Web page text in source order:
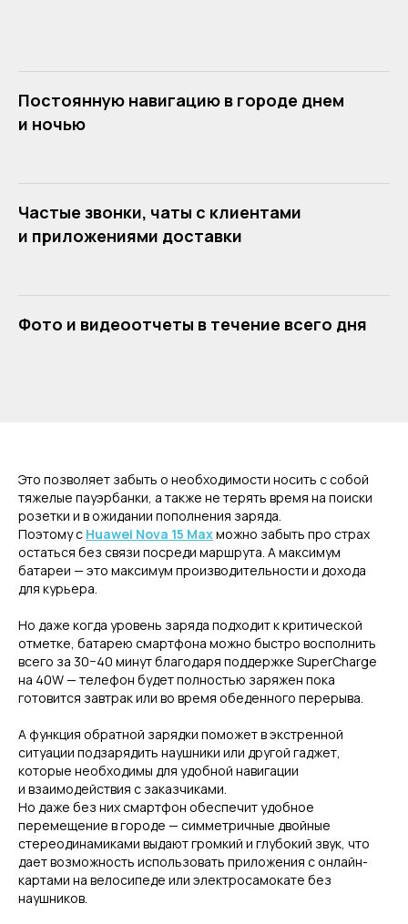
Постоянную навигацию в городе днем
и ночью
Частые звонки, чаты с клиентами
и приложениями доставки
Фото и видеоотчеты в течение всего дня
Это позволяет забыть о необходимости носить с собой
тяжелые пауэрбанки, а также не терять время на поиски
розетки и в ожидании пополнения заряда.
Поэтому с Huawei Nova 15 Maxможно забыть про страх
остаться без связи посреди маршрута. А максимум
батареи — это максимум производительности и дохода
для курьера.
Но даже когда уровень заряда подходит к критической
отметке, батарею смартфона можно быстро восполнить
всего за 30−40 минут благодаря поддержке SuperCharge
на 40W — телефон будет полностью заряжен пока
готовится завтрак или во время обеденного перерыва.
А функция обратной зарядки поможет в экстренной
ситуации подзарядить наушники или другой гаджет,
которые необходимы для удобной навигации
и взаимодействия с заказчиками.
Но даже без них смартфон обеспечит удобное
перемещение в городе — симметричные двойные
стереодинамиками выдают громкий и глубокий звук, что
дает возможность использовать приложения с онлайн-
картами на велосипеде или электросамокате без
наушников.